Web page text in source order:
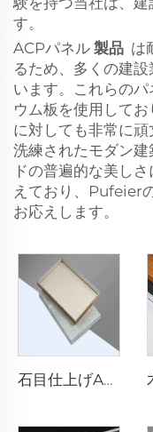
す。
ACPパネル 製品 は
るため、多くの建
います。これらの
ウム板を使用して
に対しても非常に
洗練されたモダン
ドの普遍的な美し
えており、Pufeier
お応えします。
石目仕上げACP - 4mm x 1220mm x 2440mm